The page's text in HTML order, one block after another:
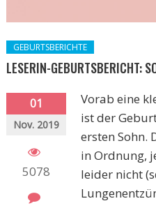
GEBURTSBERICHTE
LESERIN-GEBURTSBERICHT:
01
Nov. 2019
5078
Vorab eine
ist der
ersten Sohn.
in Ordnung,
leider nicht